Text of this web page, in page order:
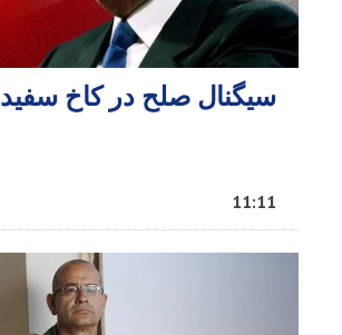
سیگنال صلح در کاخ سفید
11:11